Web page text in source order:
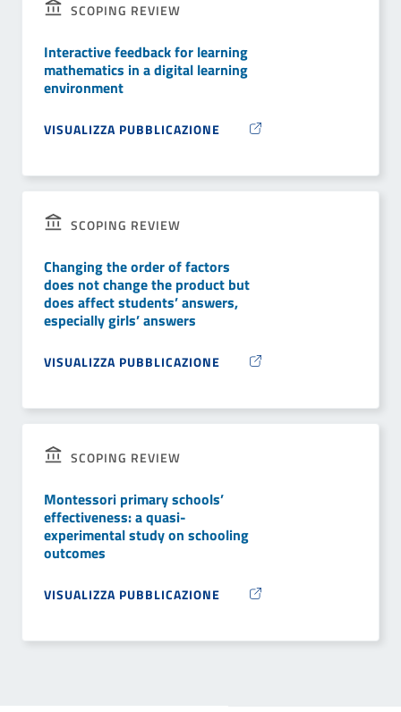
SCOPING REVIEW
Interactive feedback for learning
mathematics in a digital learning
environment
VISUALIZZA PUBBLICAZIONE
SCOPING REVIEW
Changing the order of factors
does not change the product but
does affect students’ answers,
especially girls’ answers
VISUALIZZA PUBBLICAZIONE
SCOPING REVIEW
Montessori primary schools’
effectiveness: a quasi-
experimental study on schooling
outcomes
VISUALIZZA PUBBLICAZIONE